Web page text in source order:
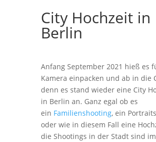
City Hochzeit in
Berlin
Anfang September 2021 hieß es
Kamera einpacken und ab in die
denn es stand wieder eine City
in Berlin an. Ganz egal ob es
ein Familienshooting, ein
oder wie in diesem Fall eine
die Shootings in der Stadt sind